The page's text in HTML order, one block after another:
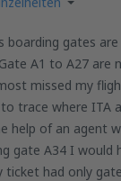
boarding gates
A1 to A27 are
missed my
trace where ITA
help of an agent
gate A34 I would
had only